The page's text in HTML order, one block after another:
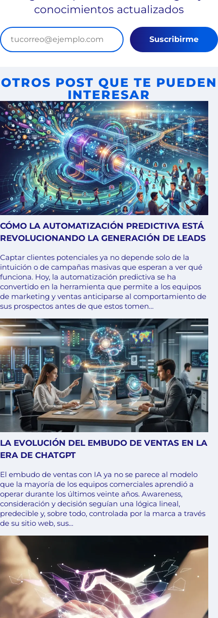
conocimientos actualizados
Suscribirme
OTROS POST QUE TE PUEDEN
INTERESAR
CÓMO LA AUTOMATIZACIÓN PREDICTIVA ESTÁ
REVOLUCIONANDO LA GENERACIÓN DE LEADS
Captar clientes potenciales ya no depende solo de la
intuición o de campañas masivas que esperan a ver qué
funciona. Hoy, la automatización predictiva se ha
convertido en la herramienta que permite a los equipos
de marketing y ventas anticiparse al comportamiento de
sus prospectos antes de que estos tomen…
LA EVOLUCIÓN DEL EMBUDO DE VENTAS EN LA
ERA DE CHATGPT
El embudo de ventas con IA ya no se parece al modelo
que la mayoría de los equipos comerciales aprendió a
operar durante los últimos veinte años. Awareness,
consideración y decisión seguían una lógica lineal,
predecible y, sobre todo, controlada por la marca a través
de su sitio web, sus…